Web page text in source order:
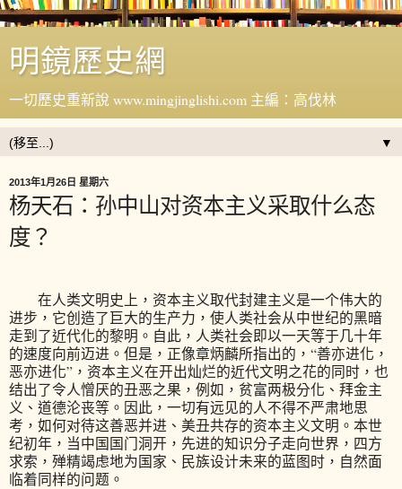
明鏡歷史網
一切歷史重新說 www.mingjinglishi.com 主編：高伐林
▼
2013年1月26日 星期六
杨天石：孙中山对资本主义采取什么态
度？
在人类文明史上，资本主义取代封建主义是一个伟大的
进步，它创造了巨大的生产力，使人类社会从中世纪的黑暗
走到了近代化的黎明。自此，人类社会即以一天等于几十年
的速度向前迈进。但是，正像章炳麟所指出的，“善亦进化，
恶亦进化”，资本主义在开出灿烂的近代文明之花的同时，也
结出了令人憎厌的丑恶之果，例如，贫富两极分化、拜金主
义、道德沦丧等。因此，一切有远见的人不得不严肃地思
考，如何对待这善恶并进、美丑共存的资本主义文明。本世
纪初年，当中国国门洞开，先进的知识分子走向世界，四方
求索，殚精竭虑地为国家、民族设计未来的蓝图时，自然面
临着同样的问题。